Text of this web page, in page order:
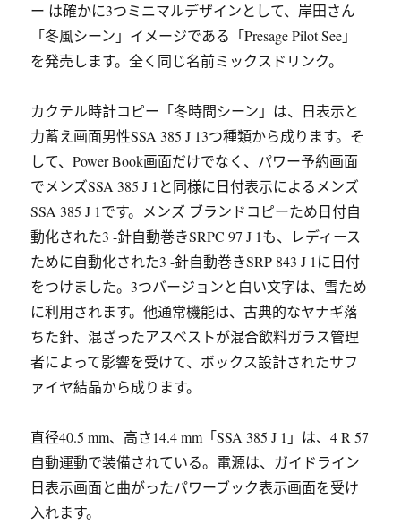
ー は確かに3つミニマルデザインとして、岸田さん
「冬風シーン」イメージである「Presage Pilot See」
を発売します。全く同じ名前ミックスドリンク。
カクテル時計コピー「冬時間シーン」は、日表示と
力蓄え画面男性SSA 385 J 13つ種類から成ります。そ
して、Power Book画面だけでなく、パワー予約画面
でメンズSSA 385 J 1と同様に日付表示によるメンズ
SSA 385 J 1です。メンズ ブランドコピーため日付自
動化された3 -針自動巻きSRPC 97 J 1も、レディース
ために自動化された3 -針自動巻きSRP 843 J 1に日付
をつけました。3つバージョンと白い文字は、雪ため
に利用されます。他通常機能は、古典的なヤナギ落
ちた針、混ざったアスベストが混合飲料ガラス管理
者によって影響を受けて、ボックス設計されたサフ
ァイヤ結晶から成ります。
直径40.5 mm、高さ14.4 mm「SSA 385 J 1」は、4 R 57
自動運動で装備されている。電源は、ガイドライン
日表示画面と曲がったパワーブック表示画面を受け
入れます。